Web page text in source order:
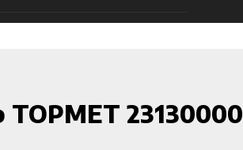
23130000